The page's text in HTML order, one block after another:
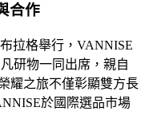
合作
拉格舉行，VANNISE
研物一同出席，親自
耀之旅不僅彰顯雙方長
於國際選品市場